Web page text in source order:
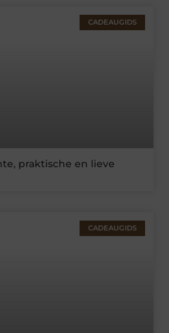
CADEAUGIDS
praktische en lieve
CADEAUGIDS